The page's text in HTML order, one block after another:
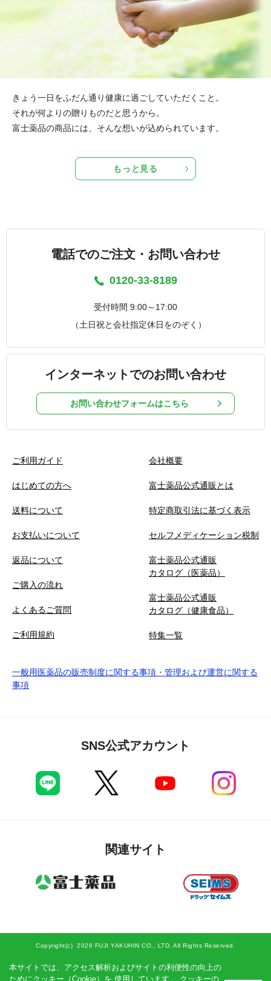
キャミレールプラセンタ
きょう一日をふだん通り健康に過ごしていただくこと。
それが何よりの贈りものだと思うから。
富士薬品の商品には、そんな想いが込められています。
もっと見る
電話でのご注文・お問い合わせ
0120-33-8189
受付時間 9:00～17:00
（土日祝と会社指定休日をのぞく）
インターネットでのお問い合わせ
お問い合わせフォームはこちら
ご利用ガイド
はじめての方へ
送料について
お支払いについて
返品について
ご購入の流れ
よくあるご質問
ご利用規約
会社概要
富士薬品公式通販とは
特定商取引法に基づく表示
セルフメディケーション税制
富士薬品公式通販
カタログ（医薬品）
富士薬品公式通販
カタログ（健康食品）
特集一覧
一般用医薬品の販売制度に関する事項・管理および運営に関する
事項
SNS公式アカウント
関連サイト
Copyright(c) 2026 FUJI YAKUHIN CO., LTD. All Rights Reserved.
本サイトでは、アクセス解析およびサイトの利便性の向上の
ためにクッキー（Cookie）を 使用しています。 クッキーの